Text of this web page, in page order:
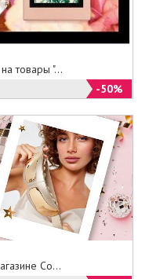
товары "...
-50%
Со...